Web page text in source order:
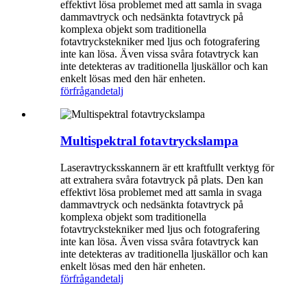
effektivt lösa problemet med att samla in svaga
dammavtryck och nedsänkta fotavtryck på
komplexa objekt som traditionella
fotavtryckstekniker med ljus och fotografering
inte kan lösa. Även vissa svåra fotavtryck kan
inte detekteras av traditionella ljuskällor och kan
enkelt lösas med den här enheten.
förfrågandetalj
Multispektral fotavtryckslampa
Laseravtrycksskannern är ett kraftfullt verktyg för
att extrahera svåra fotavtryck på plats. Den kan
effektivt lösa problemet med att samla in svaga
dammavtryck och nedsänkta fotavtryck på
komplexa objekt som traditionella
fotavtryckstekniker med ljus och fotografering
inte kan lösa. Även vissa svåra fotavtryck kan
inte detekteras av traditionella ljuskällor och kan
enkelt lösas med den här enheten.
förfrågandetalj